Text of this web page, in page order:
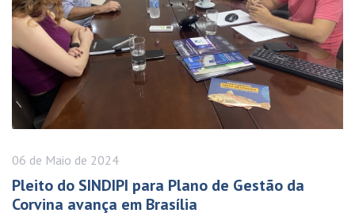
06 de Maio de 2024
Pleito do SINDIPI para Plano de Gestão da
Corvina avança em Brasília